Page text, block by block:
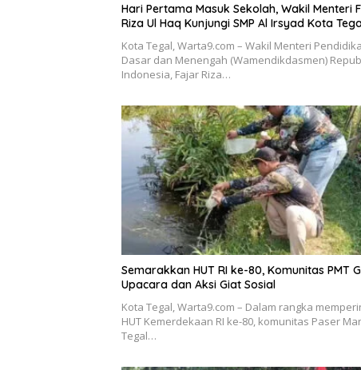
Hari Pertama Masuk Sekolah, Wakil Menteri
Riza Ul Haq Kunjungi SMP Al Irsyad Kota
Kota Tegal, Warta9.com – Wakil Menteri
Dasar dan Menengah (Wamendikdasmen)
Indonesia, Fajar Riza…
Semarakkan HUT RI ke-80, Komunitas PMT
Upacara dan Aksi Giat Sosial
Kota Tegal, Warta9.com – Dalam rangka
HUT Kemerdekaan RI ke-80, komunitas Paser
Tegal…